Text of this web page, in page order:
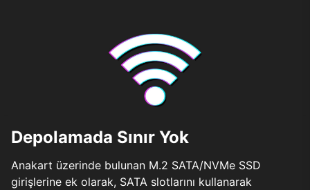
Depolamada Sınır Yok
Anakart üzerinde bulunan M.2 SATA/NVMe SSD
girişlerine ek olarak, SATA slotlarını kullanarak